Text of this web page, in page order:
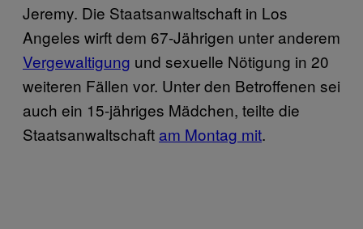
Jeremy. Die Staatsanwaltschaft in Los
Angeles wirft dem 67-Jährigen unter anderem
Vergewaltigung und sexuelle Nötigung in 20
weiteren Fällen vor. Unter den Betroffenen sei
auch ein 15-jähriges Mädchen, teilte die
Staatsanwaltschaft am Montag mit.